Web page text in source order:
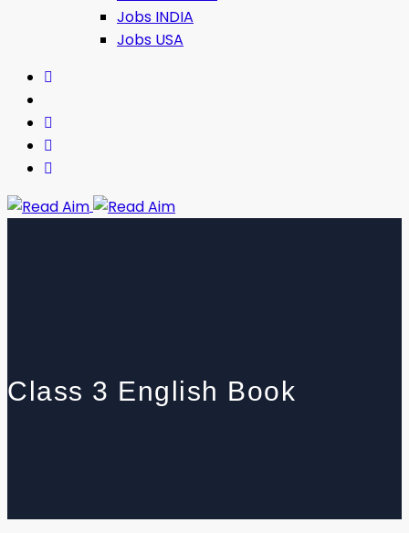
Jobs INDIA
Jobs USA
Read Aim
Class 3 English Book